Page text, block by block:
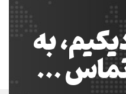
به
تماس …